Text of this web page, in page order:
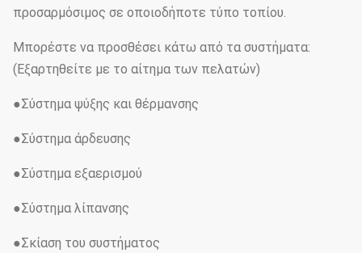
προσαρμόσιμος σε οποιοδήποτε τύπο τοπίου.
Μπορέστε να προσθέσει κάτω από τα συστήματα:
(Εξαρτηθείτε με το αίτημα των πελατών)
●Σύστημα ψύξης και θέρμανσης
●Σύστημα άρδευσης
●Σύστημα εξαερισμού
●Σύστημα λίπανσης
●Σκίαση του συστήματος